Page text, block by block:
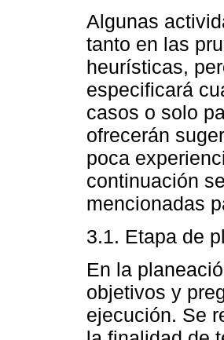
Algunas
tanto en las
heurísticas,
especificará
casos o solo
ofrecerán
poca
continuación
mencionadas
3.1. Etapa de
En la
objetivos y
ejecución. Se